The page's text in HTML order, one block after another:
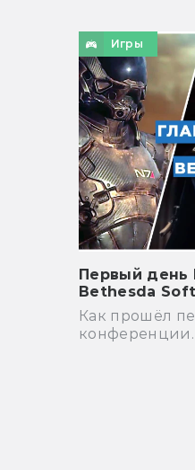
Игры
Первый день
Bethesda
Как прошёл
конференции.